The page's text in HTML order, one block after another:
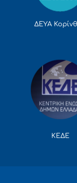
ΔΕΥΑ
ΚΕΔΕ